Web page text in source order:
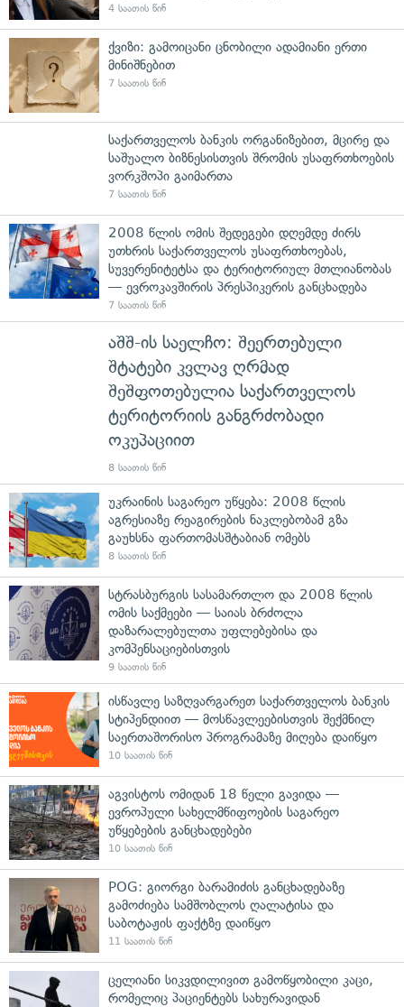
4 საათის წინ
ქვიზი: გამოიცანი ცნობილი ადამიანი ერთი
მინიშნებით
7 საათის წინ
საქართველოს ბანკის ორგანიზებით, მცირე და
საშუალო ბიზნესისთვის შრომის უსაფრთხოების
ვორკშოპი გაიმართა
7 საათის წინ
2008 წლის ომის შედეგები დღემდე ძირს
უთხრის საქართველოს უსაფრთხოებას,
სუვერენიტეტსა და ტერიტორიულ მთლიანობას
— ევროკავშირის პრესპიკერის განცხადება
7 საათის წინ
აშშ-ის საელჩო: შეერთებული
შტატები კვლავ ღრმად
შეშფოთებულია საქართველოს
ტერიტორიის განგრძობადი
ოკუპაციით
8 საათის წინ
უკრაინის საგარეო უწყება: 2008 წლის
აგრესიაზე რეაგირების ნაკლებობამ გზა
გაუხსნა ფართომასშტაბიან ომებს
8 საათის წინ
სტრასბურგის სასამართლო და 2008 წლის
ომის საქმეები — საიას ბრძოლა
დაზარალებულთა უფლებებისა და
კომპენსაციებისთვის
9 საათის წინ
ისწავლე საზღვარგარეთ საქართველოს ბანკის
სტიპენდიით — მოსწავლეებისთვის შექმნილ
საერთაშორისო პროგრამაზე მიღება დაიწყო
10 საათის წინ
აგვისტოს ომიდან 18 წელი გავიდა —
ევროპული სახელმწიფოების საგარეო
უწყებების განცხადებები
10 საათის წინ
POG: გიორგი ბარამიძის განცხადებაზე
გამოძიება სამშობლოს ღალატისა და
საბოტაჟის ფაქტზე დაიწყო
11 საათის წინ
ცელიანი სიკვდილივით გამოწყობილი კაცი,
რომელიც პაციენტებს სახურავიდან